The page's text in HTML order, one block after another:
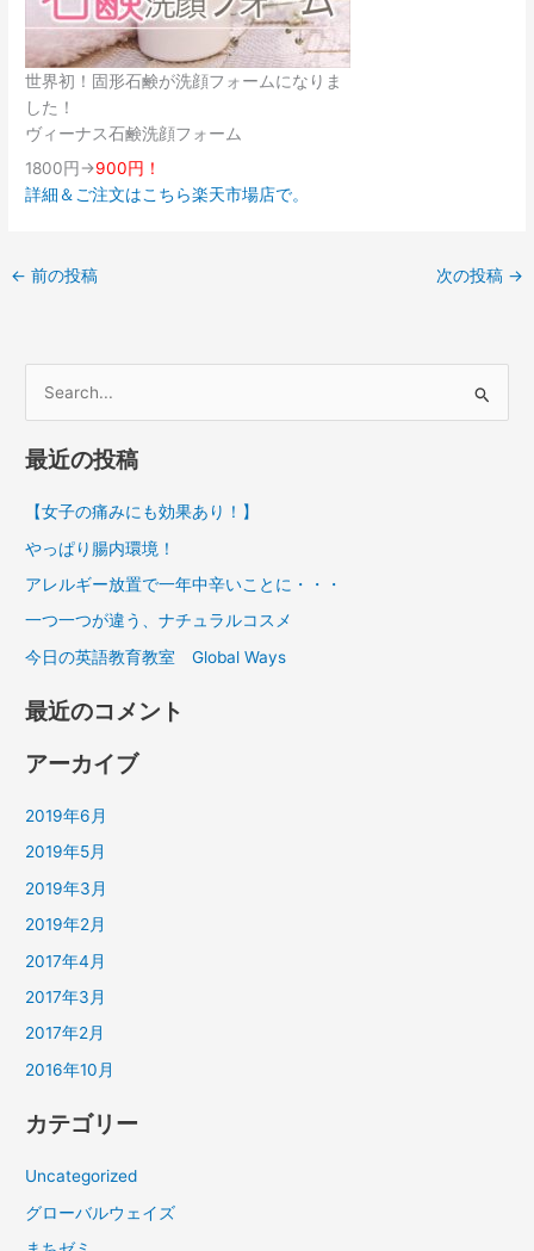
世界初！固形石鹸が洗顔フォームになりま
した！
ヴィーナス石鹸洗顔フォーム
1800円→900円！
詳細＆ご注文はこちら楽天市場店で。
← 前の投稿 次の投稿 →
対
最近の投稿
【女子の痛みにも効果あり！】
やっぱり腸内環境！
アレルギー放置で一年中辛いことに・・・
一つ一つが違う、ナチュラルコスメ
今日の英語教育教室 Global Ways
最近のコメント
アーカイブ
2019年6月
2019年5月
2019年3月
2019年2月
2017年4月
2017年3月
2017年2月
2016年10月
カテゴリー
Uncategorized
グローバルウェイズ